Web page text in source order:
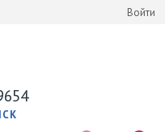
Войти